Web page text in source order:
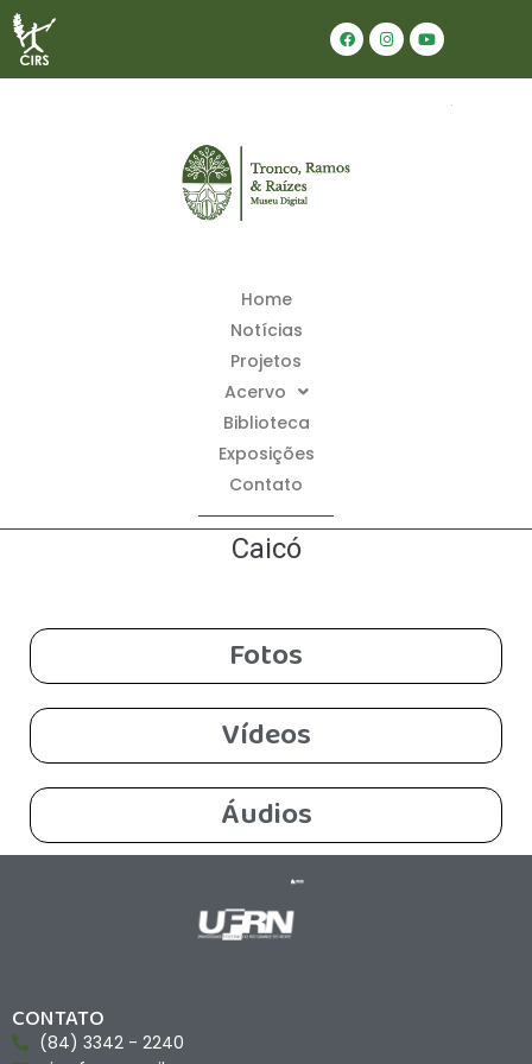
Home
Notícias
Projetos
Acervo
Biblioteca
Exposições
Contato
Caicó
Fotos
Vídeos
Áudios
CONTATO
(84) 3342 - 2240